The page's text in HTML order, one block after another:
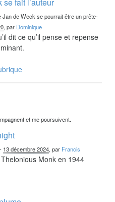
Jan de Weck se pourrait être un prête-
, par Dominique
dit ce qu’il pense et repense
et me poursuivent.
- 13 décembre 2024, par Francis
Monk en 1944